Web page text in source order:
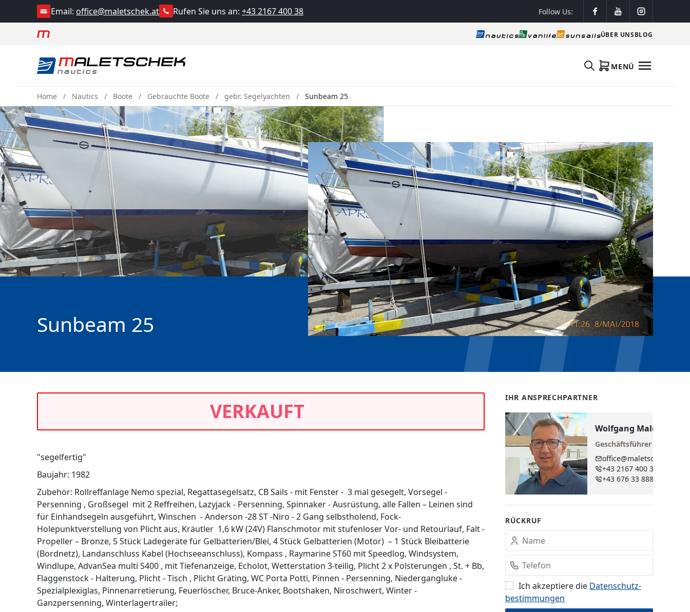
Email: office@maletschek.at Rufen Sie uns an: +43 2167 400 38 Follow Us:
ÜBER UNSBLOG
MENÜ
Home Nautics Boote Gebrauchte Boote gebr. Segelyachten Sunbeam 25
Sunbeam 25
VERKAUFT
"segelfertig"
Baujahr: 1982
Zubehör: Rollreffanlage Nemo spezial, Regattasegelsatz, CB Sails - mit Fenster - 3 mal gesegelt, Vorsegel -
Persenning , Großsegel mit 2 Reffreihen, Lazyjack - Persenning, Spinnaker - Ausrüstung, alle Fallen – Leinen sind
für Einhandsegeln ausgeführt, Winschen - Anderson -28 ST -Niro - 2 Gang selbstholend, Fock-
Holepunktverstellung von Plicht aus, Kräutler 1,6 kW (24V) Flanschmotor mit stufenloser Vor- und Retourlauf, Falt -
Propeller – Bronze, 5 Stück Ladegeräte für Gelbatterien/Blei, 4 Stück Gelbatterien (Motor) – 1 Stück Bleibatterie
(Bordnetz), Landanschluss Kabel (Hochseeanschluss), Kompass , Raymarine ST60 mit Speedlog, Windsystem,
Windlupe, AdvanSea multi S400 , mit Tiefenanzeige, Echolot, Wetterstation 3-teilig, Plicht 2 x Polsterungen , St. + Bb,
Flaggenstock - Halterung, Plicht - Tisch , Plicht Gräting, WC Porta Potti, Pinnen - Persenning, Niedergangluke -
Spezialplexiglas, Pinnenarretierung, Feuerlöscher, Bruce-Anker, Bootshaken, Niroschwert, Winter -
Ganzpersenning, Winterlagertrailer;
IHR ANSPRECHPARTNER
Wolfgang Maletschek
Geschäftsführer
office@maletschek.at
+43 2167 400 38 - 250
+43 676 33 888 89
RÜCKRUF
Ich akzeptiere die Datenschutz­
bestimmungen